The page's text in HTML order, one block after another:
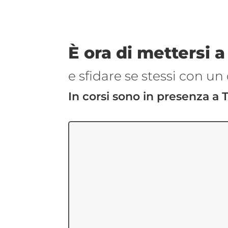
È ora di mettersi
e sfidare se stessi con
In corsi sono in presenza a